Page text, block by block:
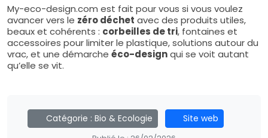
My-eco-design.com est fait pour vous si vous voulez
avancer vers le zéro déchet avec des produits utiles,
beaux et cohérents : corbeilles de tri, fontaines et
accessoires pour limiter le plastique, solutions autour du
vrac, et une démarche éco-designqui se voit autant
qu’elle se vit.
Catégorie : Bio & Ecologie Site web